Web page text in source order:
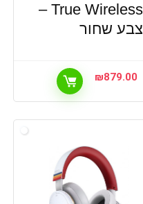
True Wireless –
צבע שחור
₪879.00